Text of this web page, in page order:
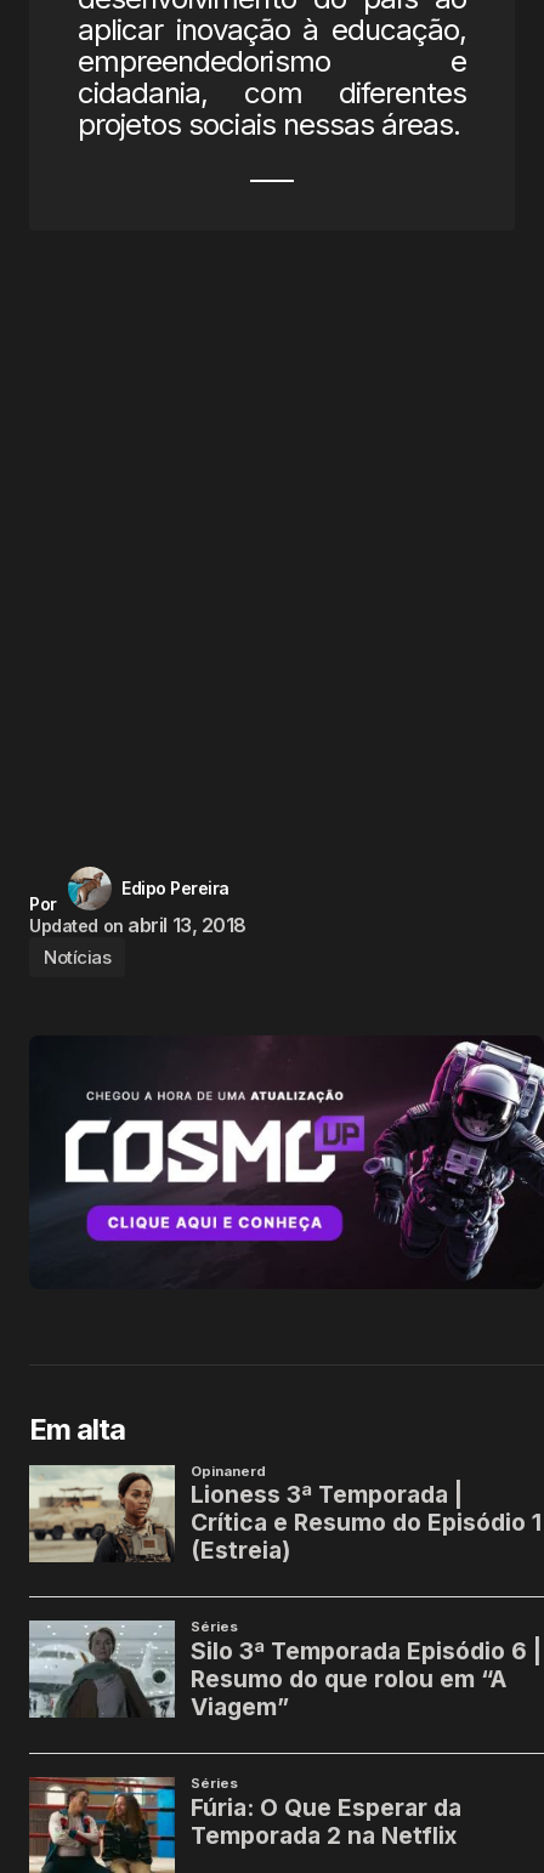
aplicar inovação à educação,
empreendedorismo e
cidadania, com diferentes
projetos sociais nessas áreas.
Por
Edipo Pereira
Updated on abril 13, 2018
Notícias
Em alta